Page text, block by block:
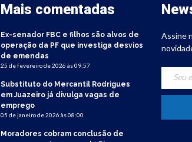
Mais comentadas
Ex-senador FBC e filhos são alvos de
operação da PF que investiga desvios
de emendas
25 de fevereiro de 2026 às 09:57
Substituto do Mercantil Rodrigues
em Juazeiro já divulga vagas de
emprego
05 de janeiro de 2026 às 08:00
Moradores cobram conclusão de
Assine